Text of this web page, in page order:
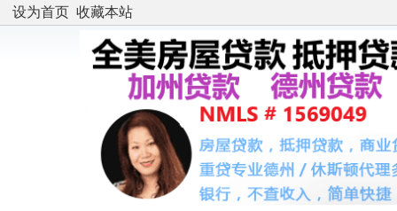
设为首页 收藏本站